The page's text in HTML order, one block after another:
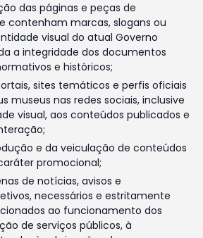
das páginas e peças de
contenham marcas, slogans ou
visual do atual Governo
a integridade dos documentos
e históricos;
sites temáticos e perfis oficiais
museus nas redes sociais, inclusive
visual, aos conteúdos publicados e
e da veiculação de conteúdos
promocional;
de notícias, avisos e
necessários e estritamente
ao funcionamento dos
de serviços públicos, à